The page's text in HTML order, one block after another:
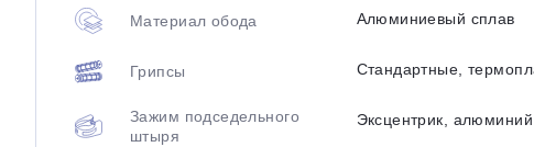
Материал обода Алюминиевый сплав
Грипсы Стандартные,
Зажим подседельного
штыря
Эксцентрик, алюминий